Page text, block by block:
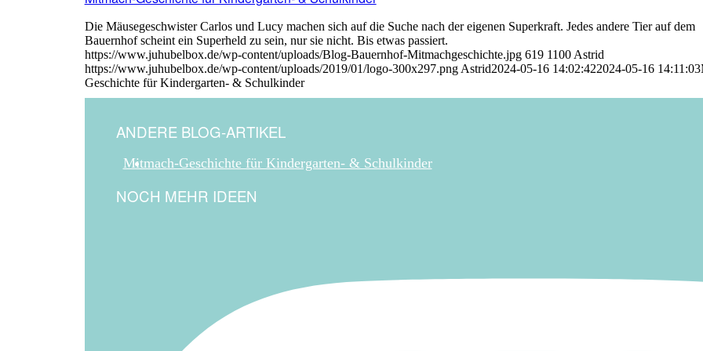
Die Mäusegeschwister Carlos und Lucy machen sich auf die Suche nach der eigenen Superkraft. Jedes andere Tier auf dem
Bauernhof scheint ein Superheld zu sein, nur sie nicht. Bis etwas passiert.
https://www.juhubelbox.de/wp-content/uploads/Blog-Bauernhof-Mitmachgeschichte.jpg 619 1100 Astrid
https://www.juhubelbox.de/wp-content/uploads/2019/01/logo-300x297.png Astrid2024-05-16 14:02:422024-05-16 14:11:03
Geschichte für Kindergarten- & Schulkinder
ANDERE BLOG-ARTIKEL
Mitmach-Geschichte für Kindergarten- & Schulkinder
NOCH MEHR IDEEN